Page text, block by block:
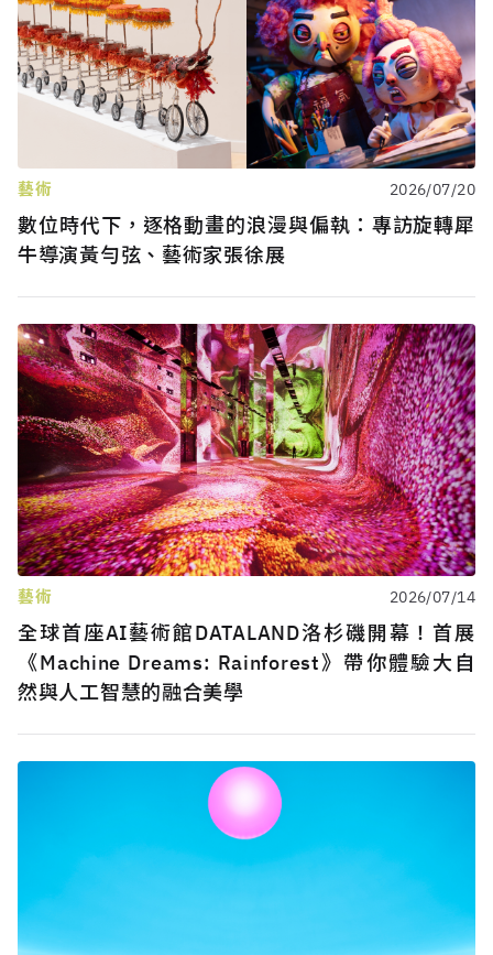
藝術 2026/07/20
數位時代下，逐格動畫的浪漫與偏執：專訪旋轉犀
牛導演黃勻弦、藝術家張徐展
藝術 2026/07/14
全球首座AI藝術館DATALAND洛杉磯開幕！首展
《Machine Dreams: Rainforest》帶你體驗大自
然與人工智慧的融合美學